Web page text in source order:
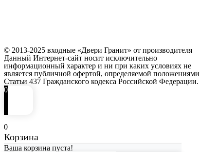
© 2013-2025 входные «Двери Гранит» от производителя
Данный Интернет-сайт носит исключительно
информационный характер и ни при каких условиях не
является публичной офертой, определяемой положениями
Статьи 437 Гражданского кодекса Российской Федерации.
0
0
Корзина
Ваша корзина пуста!